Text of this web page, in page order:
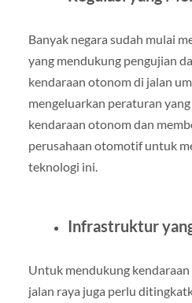
Banyak negara sudah mulai
yang mendukung pengujian
kendaraan otonom di jalan
mengeluarkan peraturan
kendaraan otonom dan
perusahaan otomotif untuk
teknologi ini.
Infrastruktur
Untuk mendukung
jalan raya juga perlu